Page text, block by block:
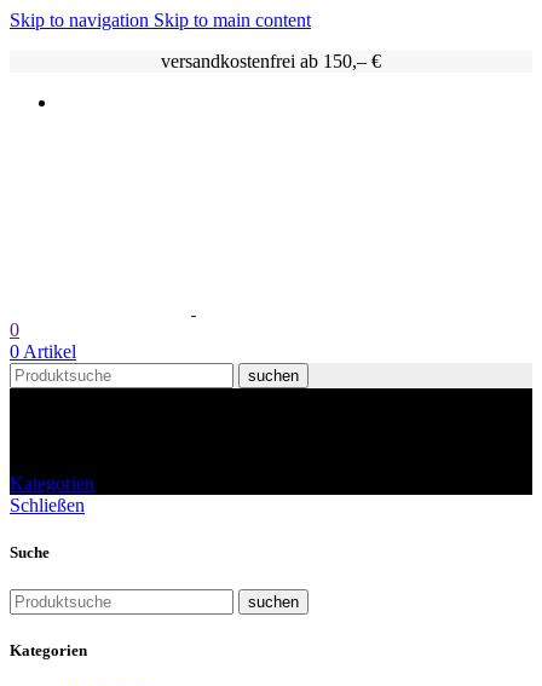
Skip to navigation Skip to main content
versandkostenfrei ab 150,– €
0
0 Artikel
suchen
Kategorien
Schließen
Suche
suchen
Kategorien